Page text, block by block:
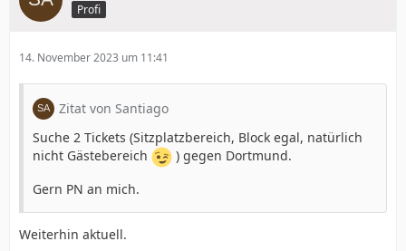
Profi
14. November 2023 um 11:41
Zitat von Santiago
Suche 2 Tickets (Sitzplatzbereich, Block egal, natürlich
nicht Gästebereich
) gegen Dortmund.
Gern PN an mich.
Weiterhin aktuell.